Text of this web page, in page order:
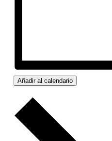
Añadir al calendario